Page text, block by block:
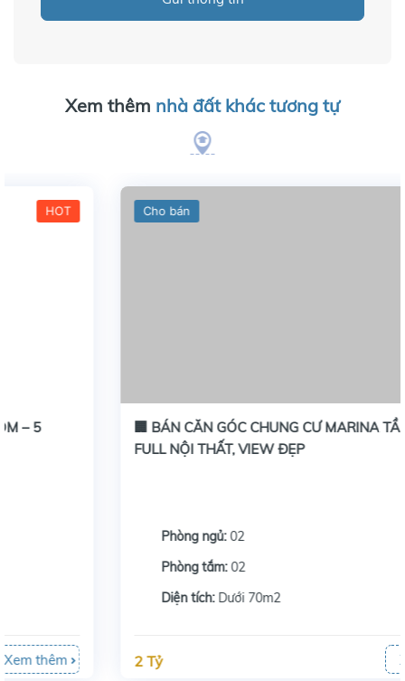
Xem thêm nhà đất khác tương tự
Cho bán
🏢 BÁN CĂN GÓC CHUNG CƯ MARINA TẦNG 17 –
FULL NỘI THẤT, VIEW ĐẸP
Dưới 70m2
2 Tỷ